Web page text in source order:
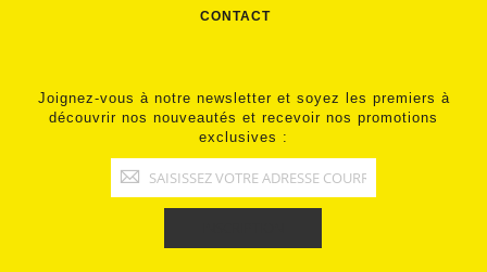
CONTACT
Joignez-vous à notre newsletter et soyez les premiers à
découvrir nos nouveautés et recevoir nos promotions
exclusives :